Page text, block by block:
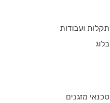
תקלות ועבודות
בלוג
טכנאי מזגנים